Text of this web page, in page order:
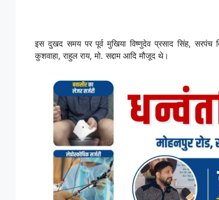
इस दुखद समय पर पूर्व मुखिया विष्णुदेव प्रसाद सिंह, सरपंच
कुशवाहा, राहुल राय, मो. सद्दाम आदि मौजूद थे।